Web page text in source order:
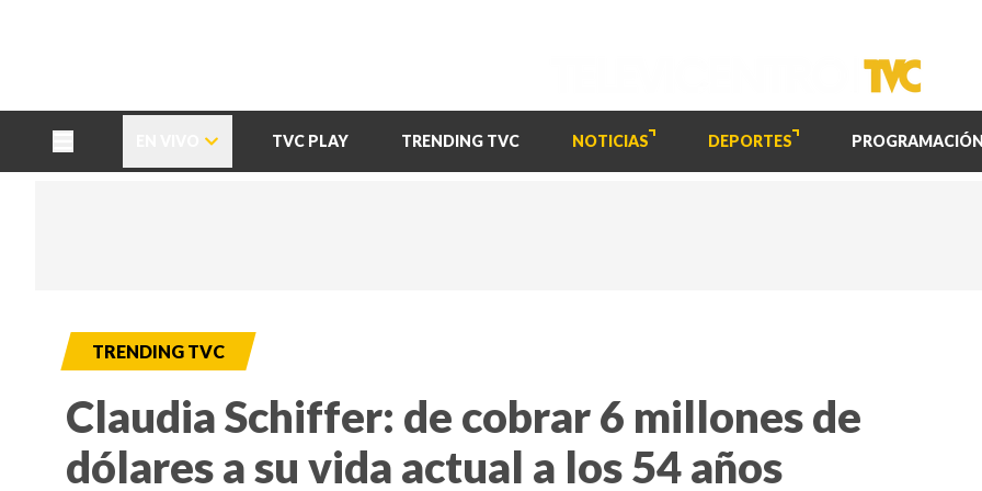
TVC PLAY TRENDING TVC NOTICIAS DEPORTES PROGRAMACIÓN
TRENDING TVC
Claudia Schiffer: de cobrar 6 millones de
dólares a su vida actual a los 54 años